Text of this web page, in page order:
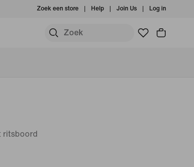
Zoek een store Help Join Us Log in
ritsboord